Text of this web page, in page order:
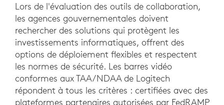
Lors de l'évaluation des outils de collaboration,
les agences gouvernementales doivent
rechercher des solutions qui protègent les
investissements informatiques, offrent des
options de déploiement flexibles et respectent
les normes de sécurité. Les barres vidéo
conformes aux TAA/NDAA de Logitech
répondent à tous les critères : certifiées avec des
plateformes partenaires autorisées par FedRAMP